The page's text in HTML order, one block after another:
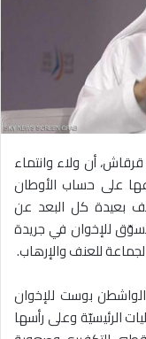
قرقاش، أن ولاء وانتماء
على حساب الأوطان
بعيدة كل البعد عن
للإخوان في جريدة
للعنف والإرهاب.
بوست للإخوان
الرئيسيّة وعلى رأسها